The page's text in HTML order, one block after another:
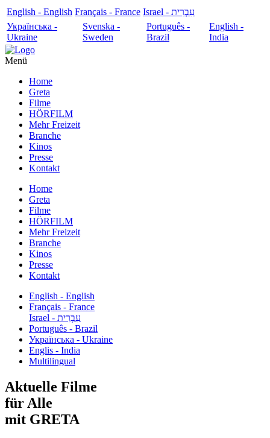
English - English Français - France
עִבְרִית - Israel
Українська -
Ukraine
Svenska -
Sweden
Português -
Brazil
English -
India
Menü
Home
Greta
Filme
HÖRFILM
Mehr Freizeit
Branche
Kinos
Presse
Kontakt
Home
Greta
Filme
HÖRFILM
Mehr Freizeit
Branche
Kinos
Presse
Kontakt
English - English
Français - France
עִבְרִית - Israel
Português - Brazil
Українська - Ukraine
Englis - India
Multilingual
Aktuelle Filme
für Alle
mit GRETA